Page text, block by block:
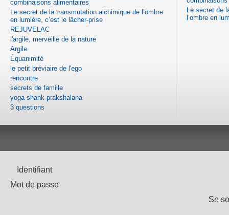
combinaisons alimentaires
Le secret de la transmutation alchimique de l’ombre
en lumière, c’est le lâcher-prise
REJUVELAC
l'argile, merveille de la nature
Argile
Équanimité
le petit bréviaire de l'ego
rencontre
secrets de famille
yoga shank prakshalana
3 questions
Le secret de
l’ombre en
Identifiant
Mot de passe
Se